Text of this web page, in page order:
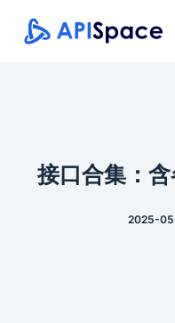
跳
过
接口合集：
2025-